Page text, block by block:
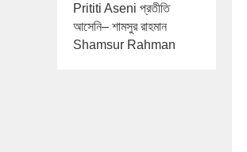
Prititi Aseni প্রতীতি
আসেনি– শামসুর রাহমান
Shamsur Rahman